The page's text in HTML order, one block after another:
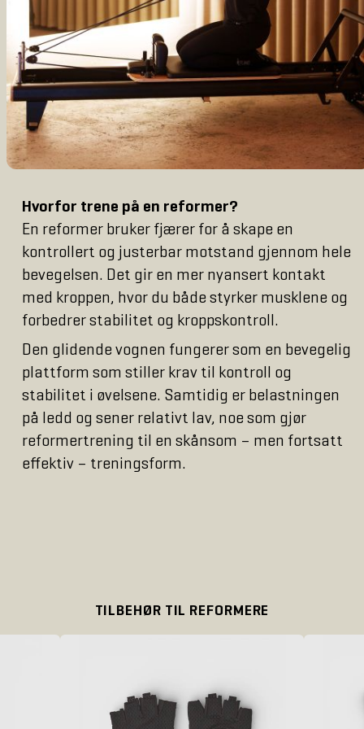
Hvorfor trene på en reformer?
En reformer bruker fjærer for å skape en
kontrollert og justerbar motstand gjennom hele
bevegelsen. Det gir en mer nyansert kontakt
med kroppen, hvor du både styrker musklene og
forbedrer stabilitet og kroppskontroll.
Den glidende vognen fungerer som en bevegelig
plattform som stiller krav til kontroll og
stabilitet i øvelsene. Samtidig er belastningen
på ledd og sener relativt lav, noe som gjør
reformertrening til en skånsom – men fortsatt
effektiv – treningsform.
TILBEHØR TIL REFORMERE